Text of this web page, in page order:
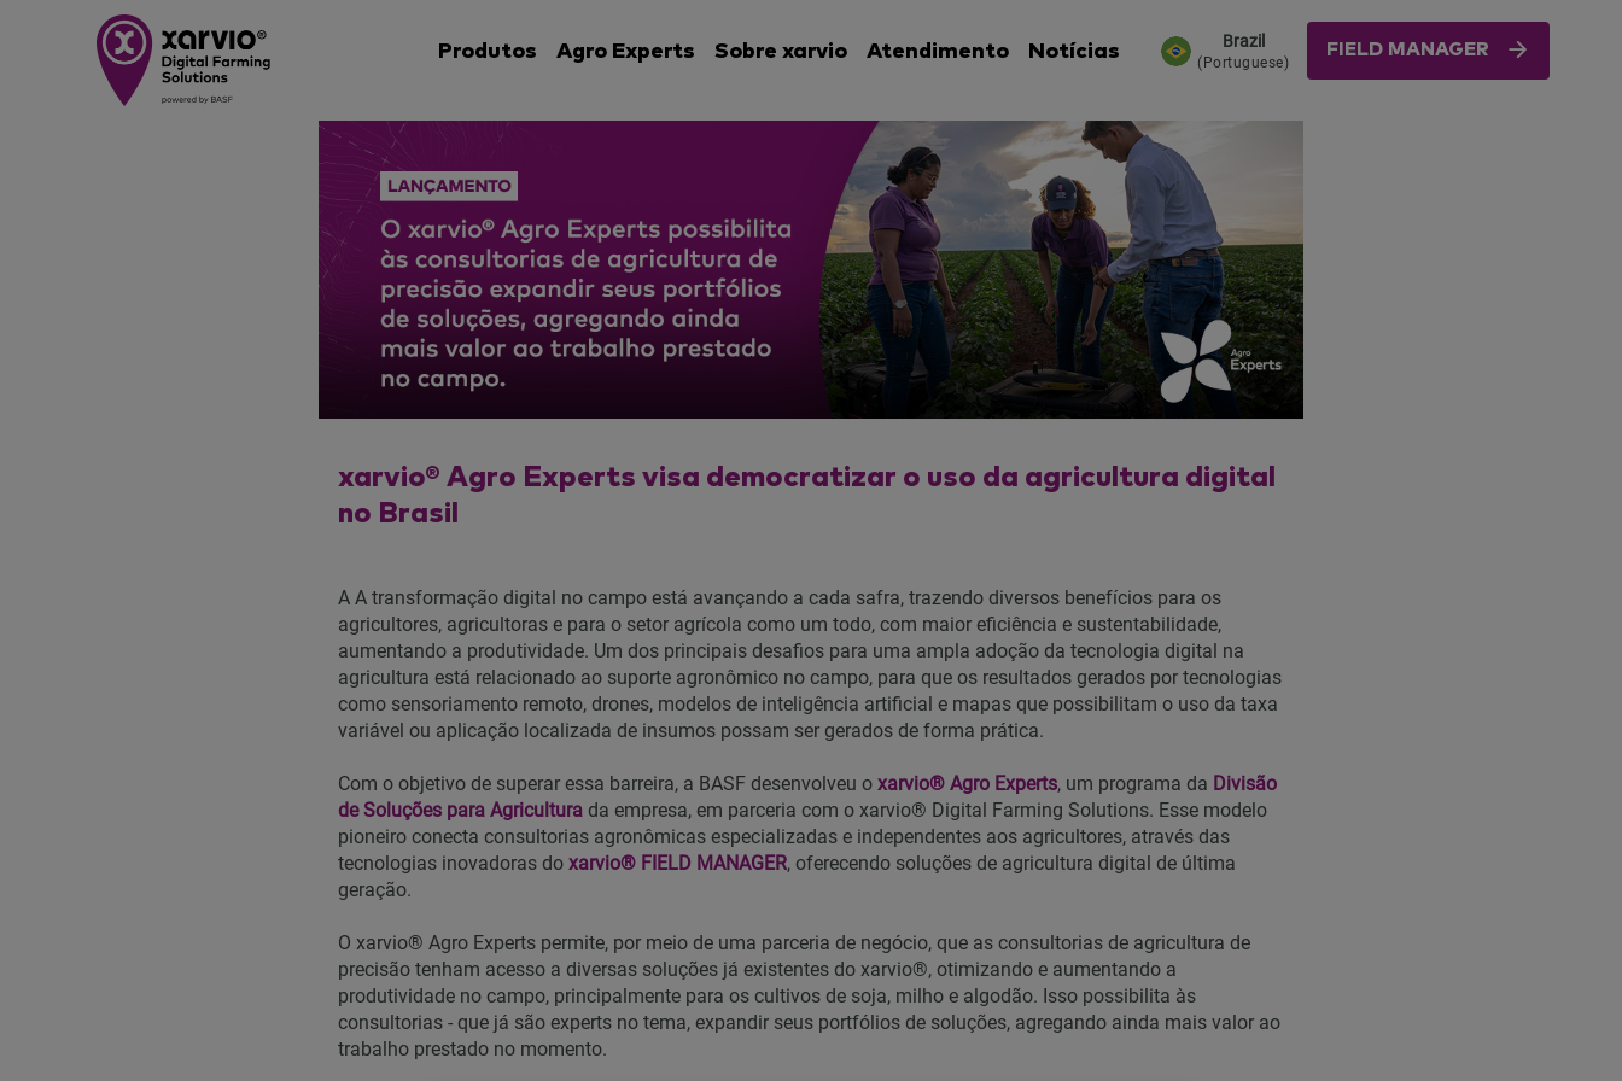
Produtos Agro Experts Sobre xarvio Atendimento Notícias Brazil
(Portuguese)
FIELD MANAGER
xarvio® Agro Experts visa democratizar o uso da agricultura digital
no Brasil
A A transformação digital no campo está avançando a cada safra, trazendo diversos benefícios para os
agricultores, agricultoras e para o setor agrícola como um todo, com maior eficiência e sustentabilidade,
aumentando a produtividade. Um dos principais desafios para uma ampla adoção da tecnologia digital na
agricultura está relacionado ao suporte agronômico no campo, para que os resultados gerados por tecnologias
como sensoriamento remoto, drones, modelos de inteligência artificial e mapas que possibilitam o uso da taxa
variável ou aplicação localizada de insumos possam ser gerados de forma prática.
Com o objetivo de superar essa barreira, a BASF desenvolveu o xarvio® Agro Experts, um programa da Divisão
de Soluções para Agricultura da empresa, em parceria com o xarvio® Digital Farming Solutions. Esse modelo
pioneiro conecta consultorias agronômicas especializadas e independentes aos agricultores, através das
tecnologias inovadoras do xarvio® FIELD MANAGER, oferecendo soluções de agricultura digital de última
geração.
O xarvio® Agro Experts permite, por meio de uma parceria de negócio, que as consultorias de agricultura de
precisão tenham acesso a diversas soluções já existentes do xarvio®, otimizando e aumentando a
produtividade no campo, principalmente para os cultivos de soja, milho e algodão. Isso possibilita às
consultorias - que já são experts no tema, expandir seus portfólios de soluções, agregando ainda mais valor ao
trabalho prestado no momento.